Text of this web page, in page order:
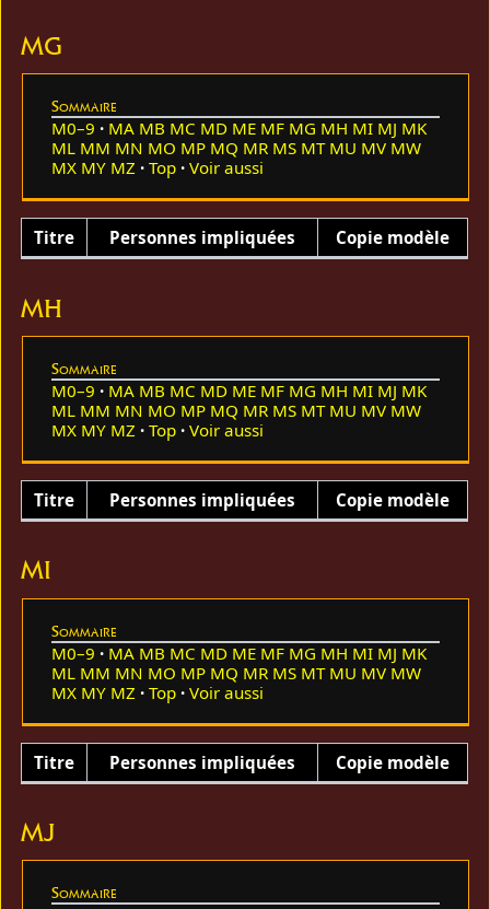
MG
Sommaire
M0–9 MA MB MC MD ME MF MG MH MI MJ MK
ML MM MN MO MP MQ MR MS MT MU MV MW
MX MY MZ Top Voir aussi
Titre Personnes impliquées Copie modèle
MH
Sommaire
M0–9 MA MB MC MD ME MF MG MH MI MJ MK
ML MM MN MO MP MQ MR MS MT MU MV MW
MX MY MZ Top Voir aussi
Titre Personnes impliquées Copie modèle
MI
Sommaire
M0–9 MA MB MC MD ME MF MG MH MI MJ MK
ML MM MN MO MP MQ MR MS MT MU MV MW
MX MY MZ Top Voir aussi
Titre Personnes impliquées Copie modèle
MJ
Sommaire